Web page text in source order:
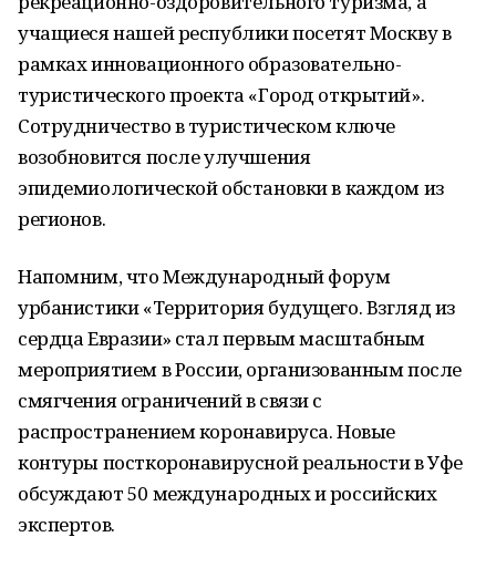
учащиеся нашей республики посетят Москву в
рамках инновационного образовательно-
туристического проекта «Город открытий».
Сотрудничество в туристическом ключе
возобновится после улучшения
эпидемиологической обстановки в каждом из
регионов.
Напомним, что Международный форум
урбанистики «Территория будущего. Взгляд из
сердца Евразии» стал первым масштабным
мероприятием в России, организованным после
смягчения ограничений в связи с
распространением коронавируса. Новые
контуры посткоронавирусной реальности в Уфе
обсуждают 50 международных и российских
экспертов.